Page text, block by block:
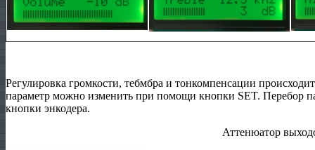
Регулировка громкости, тебмбра и тонкомпенсации
параметр можно изменить при помощи кнопки SET. Перебор
кнопки энкодера.
Аттенюатор